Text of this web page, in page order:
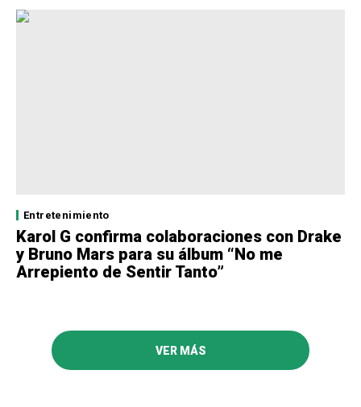
Entretenimiento
Karol G confirma colaboraciones con Drake
y Bruno Mars para su álbum “No me
Arrepiento de Sentir Tanto”
VER MÁS